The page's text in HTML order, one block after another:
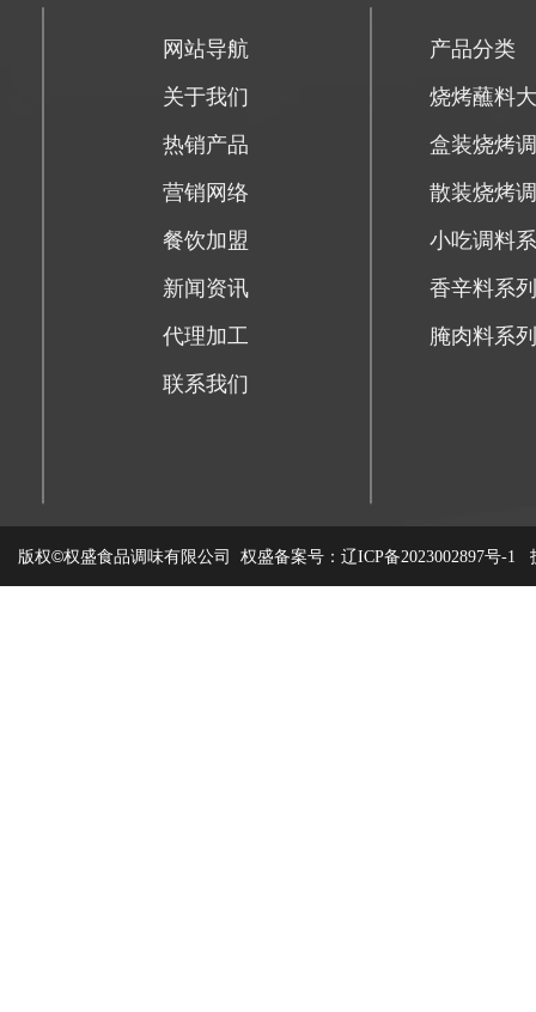
网站导航
关于我们
热销产品
营销网络
餐饮加盟
新闻资讯
代理加工
联系我们
产品分类
烧烤蘸料
盒装烧烤
散装烧烤
小吃调料
香辛料系列
腌肉料系列
版权©权盛食品调味有限公司 权盛备案号： 辽ICP备2023002897号-1